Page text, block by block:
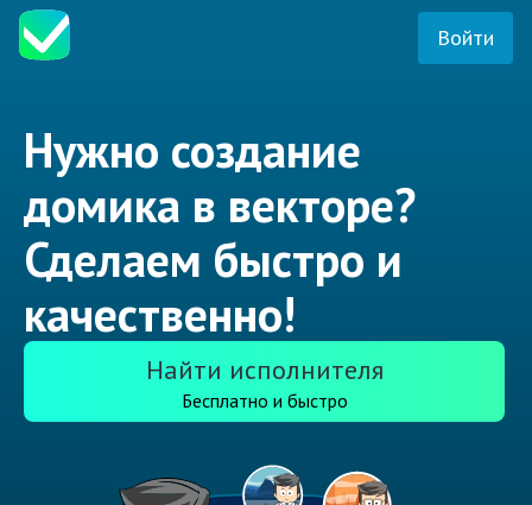
Войти
Нужно создание
домика в векторе?
Сделаем быстро и
качественно!
Найти исполнителя
Бесплатно и быстро